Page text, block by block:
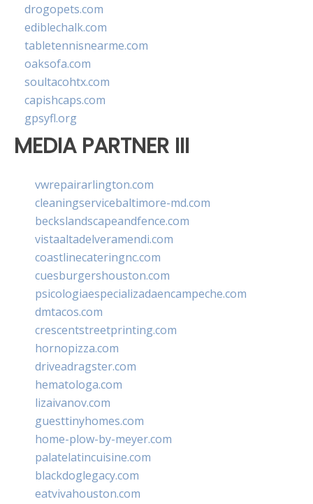
drogopets.com
ediblechalk.com
tabletennisnearme.com
oaksofa.com
soultacohtx.com
capishcaps.com
gpsyfl.org
MEDIA PARTNER III
vwrepairarlington.com
cleaningservicebaltimore-md.com
beckslandscapeandfence.com
vistaaltadelveramendi.com
coastlinecateringnc.com
cuesburgershouston.com
psicologiaespecializadaencampeche.com
dmtacos.com
crescentstreetprinting.com
hornopizza.com
driveadragster.com
hematologa.com
lizaivanov.com
guesttinyhomes.com
home-plow-by-meyer.com
palatelatincuisine.com
blackdoglegacy.com
eatvivahouston.com